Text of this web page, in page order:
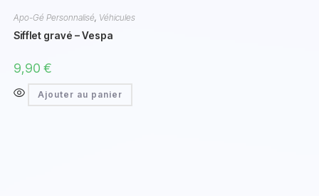
Apo-Gé Personnalisé, Véhicules
Sifflet gravé – Vespa
9,90 €
Ajouter au panier